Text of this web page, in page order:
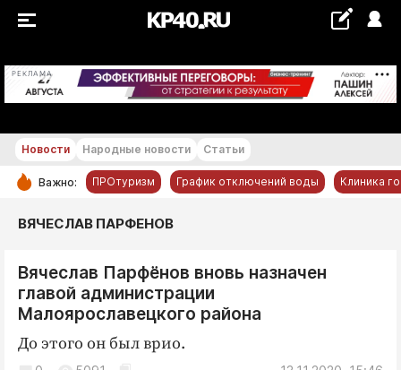
РЕКЛАМА +22...+23 °С
РУБРИКИ
Новости компаний
Статьи
Народные новости
Новости Народные новости Статьи
Важно: ПРОтуризм График отключений воды Клиника
ВЯЧЕСЛАВ ПАРФЕНОВ
Вячеслав Парфёнов вновь назначен
главой администрации
Малоярославецкого района
До этого он был врио.